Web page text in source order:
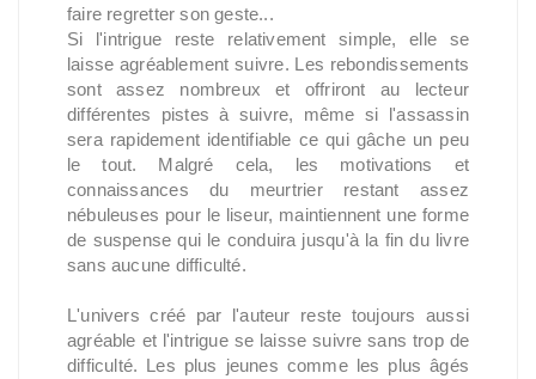
faire regretter son geste...
Si l'intrigue reste relativement simple, elle se
laisse agréablement suivre. Les rebondissements
sont assez nombreux et offriront au lecteur
différentes pistes à suivre, même si l'assassin
sera rapidement identifiable ce qui gâche un peu
le tout. Malgré cela, les motivations et
connaissances du meurtrier restant assez
nébuleuses pour le liseur, maintiennent une forme
de suspense qui le conduira jusqu'à la fin du livre
sans aucune difficulté.
L'univers créé par l'auteur reste toujours aussi
agréable et l'intrigue se laisse suivre sans trop de
difficulté. Les plus jeunes comme les plus âgés